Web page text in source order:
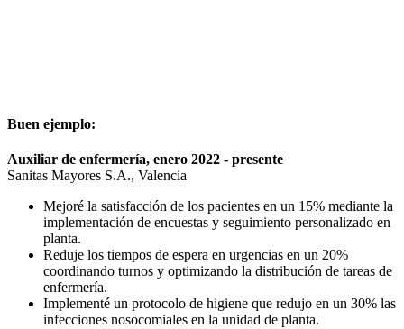
Buen ejemplo:
Auxiliar de enfermería, enero 2022 - presente
Sanitas Mayores S.A., Valencia
Mejoré la satisfacción de los pacientes en un 15% mediante la
implementación de encuestas y seguimiento personalizado en
planta.
Reduje los tiempos de espera en urgencias en un 20%
coordinando turnos y optimizando la distribución de tareas de
enfermería.
Implementé un protocolo de higiene que redujo en un 30% las
infecciones nosocomiales en la unidad de planta.